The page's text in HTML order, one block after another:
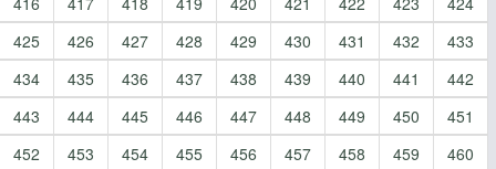
425
426 427 428 429 430 431 432
433
434
435 436 437 438 439 440 441
442
443
444 445 446 447 448 449 450
451
452
453 454 455 456 457 458 459 460